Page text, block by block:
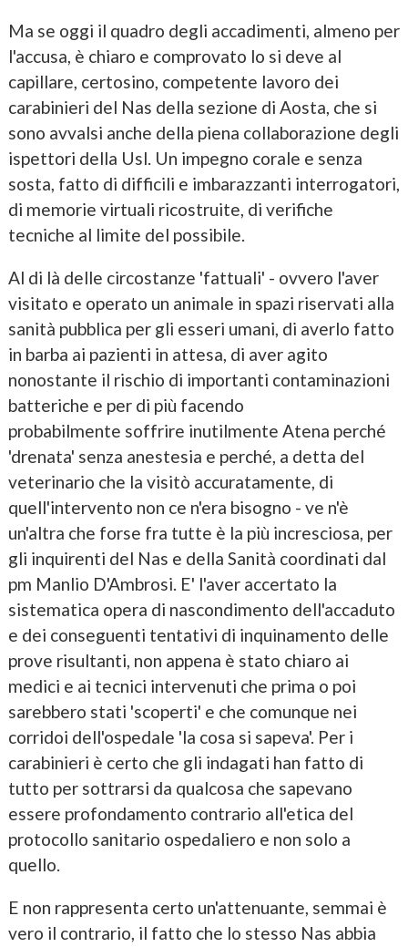
Ma se oggi il quadro degli accadimenti, almeno per
l'accusa, è chiaro e comprovato lo si deve al
capillare, certosino, competente lavoro dei
carabinieri del Nas della sezione di Aosta, che si
sono avvalsi anche della piena collaborazione degli
ispettori della Usl. Un impegno corale e senza
sosta, fatto di difficili e imbarazzanti interrogatori,
di memorie virtuali ricostruite, di verifiche
tecniche al limite del possibile.
Al di là delle circostanze 'fattuali' - ovvero l'aver
visitato e operato un animale in spazi riservati alla
sanità pubblica per gli esseri umani, di averlo fatto
in barba ai pazienti in attesa, di aver agito
nonostante il rischio di importanti contaminazioni
batteriche e per di più facendo
probabilmente soffrire inutilmente Atena perché
'drenata' senza anestesia e perché, a detta del
veterinario che la visitò accuratamente, di
quell'intervento non ce n'era bisogno - ve n'è
un'altra che forse fra tutte è la più incresciosa, per
gli inquirenti del Nas e della Sanità coordinati dal
pm Manlio D'Ambrosi. E' l'aver accertato la
sistematica opera di nascondimento dell'accaduto
e dei conseguenti tentativi di inquinamento delle
prove risultanti, non appena è stato chiaro ai
medici e ai tecnici intervenuti che prima o poi
sarebbero stati 'scoperti' e che comunque nei
corridoi dell'ospedale 'la cosa si sapeva'. Per i
carabinieri è certo che gli indagati han fatto di
tutto per sottrarsi da qualcosa che sapevano
essere profondamento contrario all'etica del
protocollo sanitario ospedaliero e non solo a
quello.
E non rappresenta certo un'attenuante, semmai è
vero il contrario, il fatto che lo stesso Nas abbia